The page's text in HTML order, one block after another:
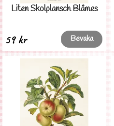
Liten Skolplansch Blåmes
59 kr Bevaka